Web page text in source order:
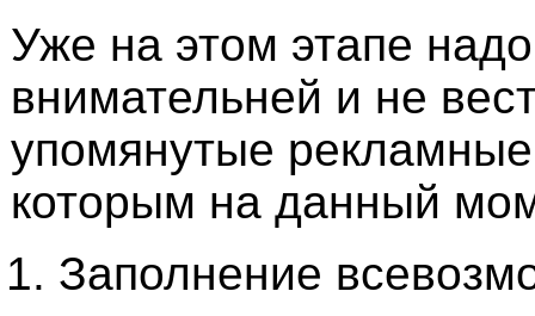
Уже на этом этапе
внимательней и не
упомянутые
которым на данный
Заполнение